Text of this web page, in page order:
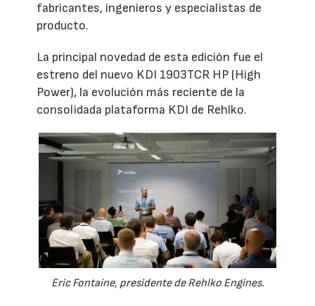
fabricantes, ingenieros y especialistas de
producto.
La principal novedad de esta edición fue el
estreno del nuevo KDI 1903TCR HP (High
Power), la evolución más reciente de la
consolidada plataforma KDI de Rehlko.
Eric Fontaine, presidente de Rehlko Engines.